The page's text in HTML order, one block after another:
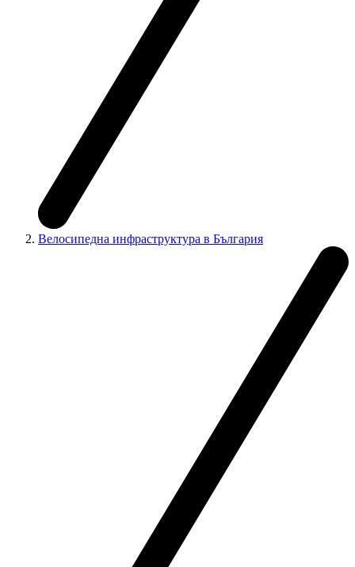
Велосипедна инфраструктура в България